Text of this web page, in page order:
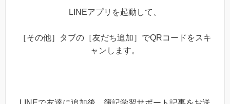
LINEアプリを起動して、
［その他］タブの［友だち追加］でQRコードをスキ
ャンします。